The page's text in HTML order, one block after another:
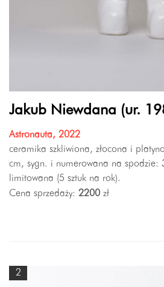
Jakub Niewdana (ur.
Astronauta, 2022
ceramika szkliwiona, złocona i
cm, sygn. i numerowana na
limitowana (5 sztuk na rok).
Cena sprzedaży: 2200 zł
2